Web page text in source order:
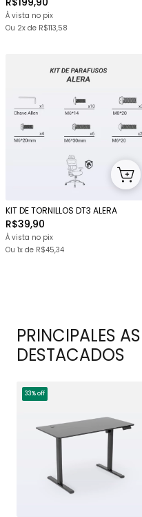
À vista no pix
Ou 2x de R$113,58
KIT DE TORNILLOS DT3 ALERA
R$39,90
À vista no pix
Ou 1x de R$45,34
PRINCIPALES
DESTACADOS
33% off